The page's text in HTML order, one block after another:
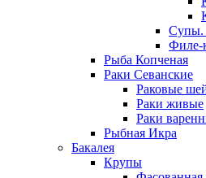
Супы.
Филе-
Рыба Копченая
Раки Севанские
Раковые
Раки живые
Раки
Рыбная Икра
Бакалея
Крупы